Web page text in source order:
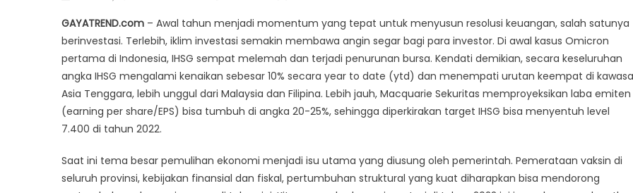
GAYATREND.com – Awal tahun menjadi momentum yang tepat untuk menyusun resolusi keuangan, salah satunya
berinvestasi. Terlebih, iklim investasi semakin membawa angin segar bagi para investor. Di awal kasus Omicron
pertama di Indonesia, IHSG sempat melemah dan terjadi penurunan bursa. Kendati demikian, secara keseluruhan
angka IHSG mengalami kenaikan sebesar 10% secara year to date (ytd) dan menempati urutan keempat di
Asia Tenggara, lebih unggul dari Malaysia dan Filipina. Lebih jauh, Macquarie Sekuritas memproyeksikan laba emiten
(earning per share/EPS) bisa tumbuh di angka 20-25%, sehingga diperkirakan target IHSG bisa menyentuh level
7.400 di tahun 2022.
Saat ini tema besar pemulihan ekonomi menjadi isu utama yang diusung oleh pemerintah. Pemerataan vaksin di
seluruh provinsi, kebijakan finansial dan fiskal, pertumbuhan struktural yang kuat diharapkan bisa mendorong